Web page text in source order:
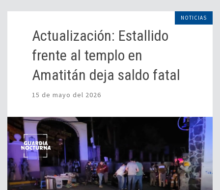
NOTICIAS
Actualización: Estallido
frente al templo en
Amatitán deja saldo fatal
15 de mayo del 2026